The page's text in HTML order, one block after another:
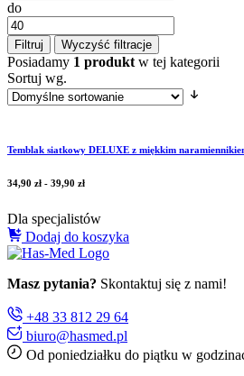
do
Filtruj Wyczyść filtracje
Posiadamy 1 produkt w tej kategorii
Sortuj wg.
Temblak siatkowy DELUXE z miękkim
34,90 zł - 39,90 zł
Dla specjalistów
Dodaj do koszyka
Masz pytania? Skontaktuj się z nami!
+48 33 812 29 64
biuro@hasmed.pl
Od poniedziałku do piątku w